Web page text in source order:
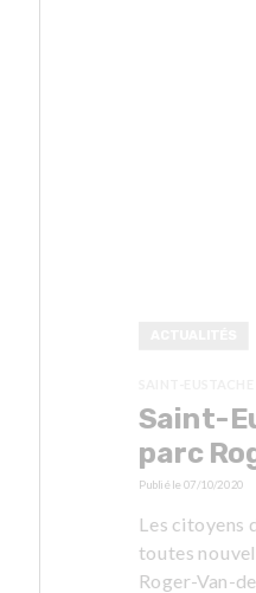
Saint-
parc
Publié le 07/10/2020
Les citoyens
toutes
Roger-Van-